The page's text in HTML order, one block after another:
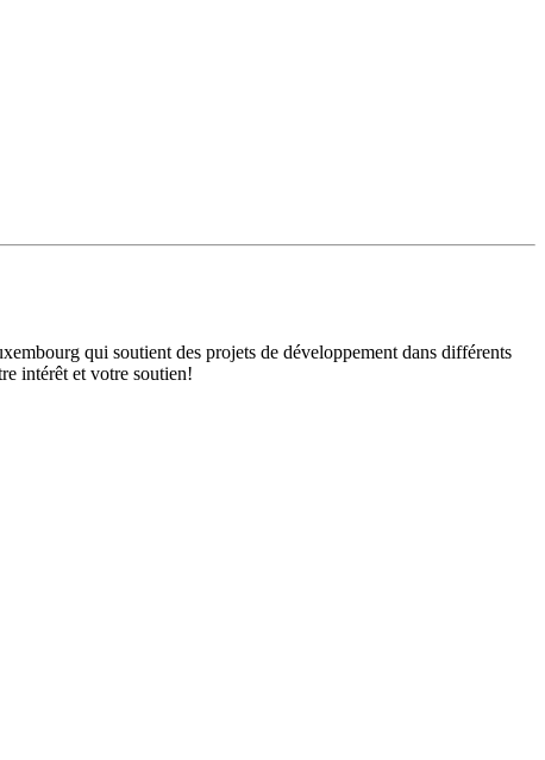
qui soutient des projets de développement dans différents
intérêt et votre soutien!